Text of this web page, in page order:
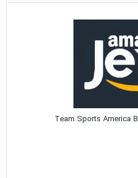
Team Sports America